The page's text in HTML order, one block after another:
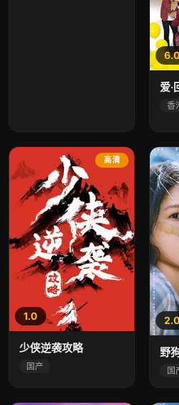
爱·
香
高清
1.0
少侠逆袭攻略
国产
2.0
野
国